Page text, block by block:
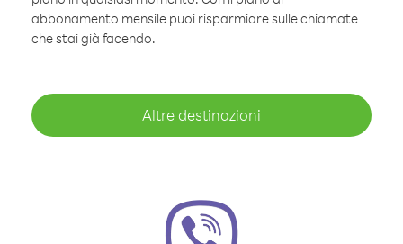
abbonamento mensile puoi risparmiare sulle chiamate
che stai già facendo.
Altre destinazioni